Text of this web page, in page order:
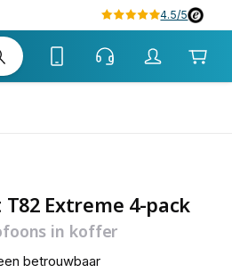
4.5/5
Extreme 4-pack
in koffer
betrouwbaar